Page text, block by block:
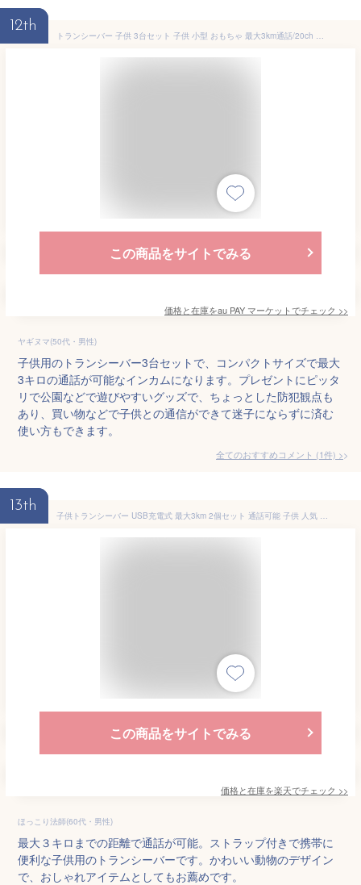
12th
トランシーバー 子供 3台セット 子供 小型 おもちゃ 最大3km通話/20ch 同時通話 インカム 子供 誕生日 プレゼント 男の子 女の子
この商品をサイトでみる
価格と在庫をau PAY マーケットでチェック >>
ヤギヌマ(50代・男性)
子供用のトランシーバー3台セットで、コンパクトサイズで最大
3キロの通話が可能なインカムになります。プレゼントにピッタ
リで公園などで遊びやすいグッズで、ちょっとした防犯観点も
あり、買い物などで子供との通信ができて迷子にならずに済む
使い方もできます。
全てのおすすめコメント (1件) >
13th
子供トランシーバー USB充電式 最大3km 2個セット 通話可能 子供 人気 こども キッズ 安い 2台セット 免許不要 特定小電力 簡単操作 かんたん 携帯 アウトドア 登山 災害 キャンプ 外遊び おでかけ 軽量 小型 緊急対応 ギフト おもちゃ クリスマス プレゼント 誕生日
この商品をサイトでみる
価格と在庫を楽天でチェック >>
ほっこり法師(60代・男性)
最大３キロまでの距離で通話が可能。ストラップ付きで携帯に
便利な子供用のトランシーバーです。かわいい動物のデザイン
で、おしゃれアイテムとしてもお薦めです。